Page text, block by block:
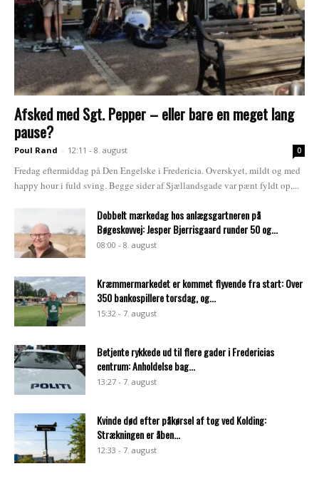
Afsked med Sgt. Pepper – eller bare en meget lang
pause?
Poul Rand - 12:11 - 8. august 0
Fredag eftermiddag på Den Engelske i Fredericia. Overskyet, mildt og med
happy hour i fuld sving. Begge sider af Sjællandsgade var pænt fyldt op,...
Dobbelt mærkedag hos anlægsgartneren på
Bøgeskovvej: Jesper Bjerrisgaard runder 50 og...
08:00 - 8. august
Kræmmermarkedet er kommet flyvende fra start: Over
350 bankospillere torsdag, og...
15:32 - 7. august
Betjente rykkede ud til flere gader i Fredericias
centrum: Anholdelse bag...
13:27 - 7. august
Kvinde død efter påkørsel af tog ved Kolding:
Strækningen er åben...
12:33 - 7. august